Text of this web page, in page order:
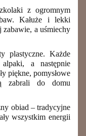
z ogromnym
Kałuże i lekki
zabawie, a uśmiechy
plastyczne. Każde
a następnie
piękne, pomysłowe
zabrali do domu
obiad – tradycyjne
wszystkim energii